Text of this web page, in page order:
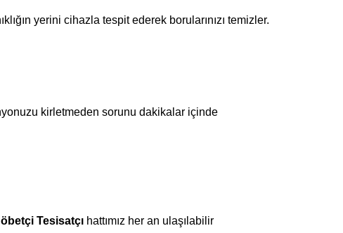
yerini cihazla tespit ederek borularınızı temizler.
kirletmeden sorunu dakikalar içinde
Tesisatçı hattımız her an ulaşılabilir